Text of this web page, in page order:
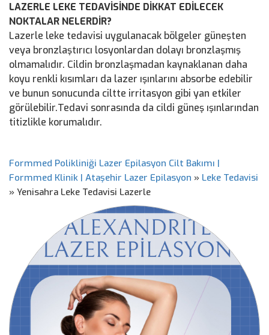
LAZERLE LEKE TEDAVİSİNDE DİKKAT EDİLECEK
NOKTALAR NELERDİR?
Lazerle leke tedavisi uygulanacak bölgeler güneşten
veya bronzlaştırıcı losyonlardan dolayı bronzlaşmış
olmamalıdır. Cildin bronzlaşmadan kaynaklanan daha
koyu renkli kısımları da lazer ışınlarını absorbe edebilir
ve bunun sonucunda ciltte irritasyon gibi yan etkiler
görülebilir.Tedavi sonrasında da cildi güneş ışınlarından
titizlikle korumalıdır.
Formmed Polikliniği Lazer Epilasyon Cilt Bakımı |
Formmed Klinik | Ataşehir Lazer Epilasyon » Leke Tedavisi
» Yenisahra Leke Tedavisi Lazerle